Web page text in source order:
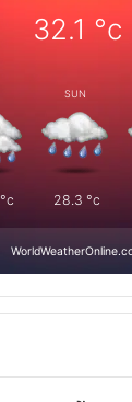
32.1 °c
°c
SUN
28.3 °c